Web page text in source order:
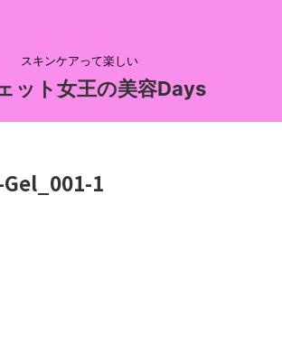
スキンケアって楽しい
ット女王の美容Days
1